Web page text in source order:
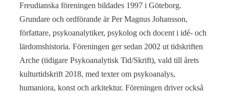
Freudianska föreningen bildades 1997 i Göteborg.
Grundare och ordförande är Per Magnus Johansson,
författare, psykoanalytiker, psykolog och docent i idé- och
lärdomshistoria. Föreningen ger sedan 2002 ut tidskriften
Arche (tidigare Psykoanalytisk Tid/Skrift), vald till årets
kulturtidskrift 2018, med texter om psykoanalys,
humaniora, konst och arkitektur. Föreningen driver också